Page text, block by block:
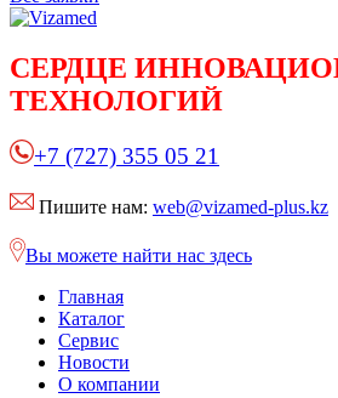
СЕРДЦЕ
ТЕХНОЛОГИЙ
+7 (727) 355 05 21
Пишите нам: web@vizamed-plus.kz
Вы можете найти нас здесь
Главная
Каталог
Сервис
Новости
О компании